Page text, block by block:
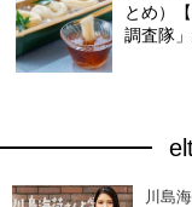
とめ）
調査隊
川島